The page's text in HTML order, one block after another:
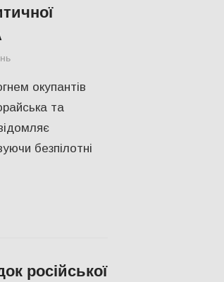
окупантів
та
безпілотні
російської